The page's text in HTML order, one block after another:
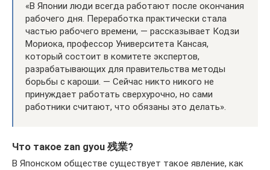
«В Японии люди всегда работают после окончания
рабочего дня. Переработка практически стала
частью рабочего времени, — рассказывает Кодзи
Мориока, профессор Университета Кансая,
который состоит в комитете экспертов,
разрабатывающих для правительства методы
борьбы с кароши. — Сейчас никто никого не
принуждает работать сверхурочно, но сами
работники считают, что обязаны это делать».
Что такое zan gyou 残業?
В Японском обществе существует такое явление, как